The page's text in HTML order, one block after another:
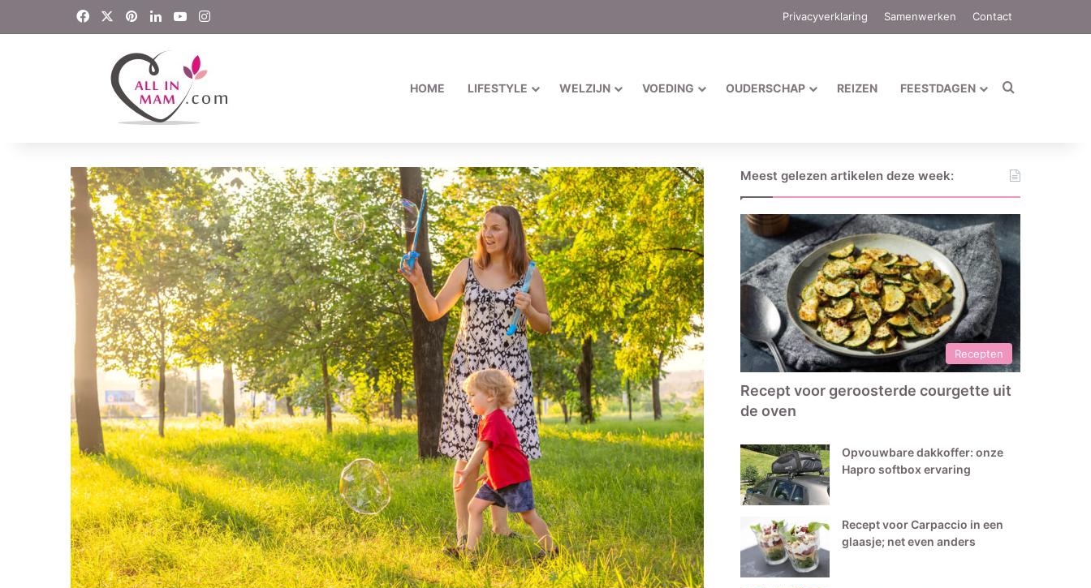
FacebookPinterestLinkedIn
YouTubeInstagram Privacyverklaring Samenwerken Contact
HOME LIFESTYLE WELZIJN VOEDING OUDERSCHAP REIZEN FEESTDAGEN Zoek naar
Meest gelezen artikelen deze week:
Recepten
Recept voor geroosterde courgette uit
de oven
Opvouwbare dakkoffer: onze
Hapro softbox ervaring
Recept voor Carpaccio in een
glaasje; net even anders